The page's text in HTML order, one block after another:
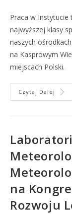
Praca w Instytucie
najwyższej klasy
naszych
na Kasprowym
miejscach Polski.
Czytaj Dalej
na
Rozwoju